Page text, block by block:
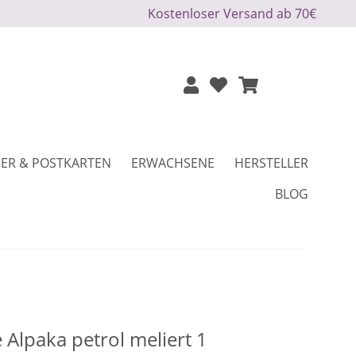
Kostenloser Versand ab 70€
& POSTKARTEN ERWACHSENE
HERSTELLER
BLOG
petrol meliert 1